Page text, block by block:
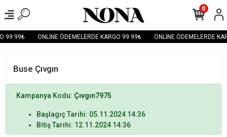
99.99₺ ONLİNE ÖDEMELERDE KARGO 99.99₺ ONLİNE ÖDEMELERDE
0
Buse Çıvgın
Kampanya Kodu: Çıvgın7975
Başlagıç Tarihi: 05.11.2024 14:36
Bitiş Tarihi: 12.11.2024 14:36